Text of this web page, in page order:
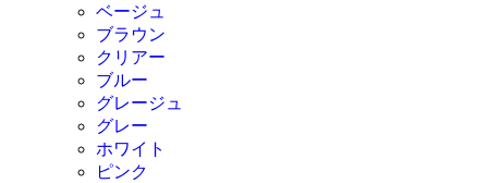
ベージュ
ブラウン
クリアー
ブルー
グレージュ
グレー
ホワイト
ピンク